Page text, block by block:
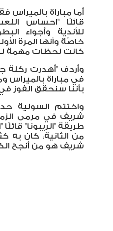
أما مباراة
قائلًا "احساس
للأندية وأجواء
خاصًة وأنها المرة
كانت لحظات مهمة
وأردف "أهدرت ركلة
في مباراة
بأننا سنحقق الفوز في
واختتم السولية
شريف في مرمى
طريقة "الريبونا"
من الثانية، كان به
شريف هو من أنجح